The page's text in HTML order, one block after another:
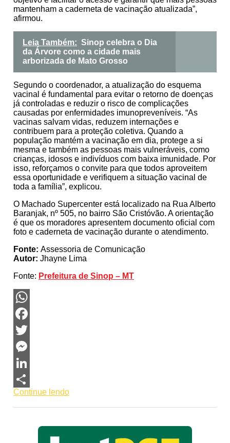
mantenham a caderneta de vacinação atualizada”,
afirmou.
Leia Também: Sinop celebra o Dia
da Árvore como a cidade mais
arborizada de Mato Grosso
Segundo o coordenador, a atualização do esquema
vacinal é fundamental para evitar o retorno de doenças
já controladas e reduzir o risco de complicações
causadas por enfermidades imunopreveníveis. “As
vacinas salvam vidas, reduzem internações e
contribuem para a proteção coletiva. Quando a
população mantém a vacinação em dia, protege a si
mesma e também as pessoas mais vulneráveis, como
crianças, idosos e indivíduos com baixa imunidade. Por
isso, reforçamos o convite para que todos aproveitem
essa oportunidade e verifiquem a situação vacinal de
toda a família”, explicou.
O Machado Supercenter está localizado na Rua Alberto
Baranjak, nº 505, no bairro São Cristóvão. A orientação
é que os moradores apresentem documento oficial com
foto e caderneta de vacinação durante o atendimento.
Fonte: Assessoria de Comunicação
Autor: Jhayne Lima
Fonte: Prefeitura de Sinop – MT
WhatsApp
Facebook
Twitter
Messenger
LinkedIn
Share
Continue lendo